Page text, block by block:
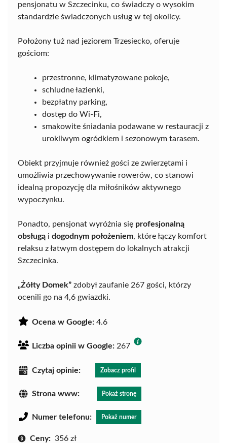
pensjonatu w Szczecinku, co świadczy o wysokim
standardzie świadczonych usług w tej okolicy.
Położony tuż nad jeziorem Trzesiecko, oferuje
gościom:
przestronne, klimatyzowane pokoje,
schludne łazienki,
bezpłatny parking,
dostęp do Wi-Fi,
smakowite śniadania podawane w restauracji z
urokliwym ogródkiem i sezonowym tarasem.
Obiekt przyjmuje również gości ze zwierzętami i
umożliwia przechowywanie rowerów, co stanowi
idealną propozycję dla miłośników aktywnego
wypoczynku.
Ponadto, pensjonat wyróżnia się profesjonalną
obsługą i dogodnym położeniem, które łączy komfort
relaksu z łatwym dostępem do lokalnych atrakcji
Szczecinka.
„Żółty Domek” zdobył zaufanie 267 gości, którzy
ocenili go na 4,6 gwiazdki.
Ocena w Google: 4.6
Liczba opinii w Google: 267
Czytaj opinie: Zobacz profil
Strona www: Pokaż stronę
Numer telefonu: Pokaż numer
Ceny: 356 zł